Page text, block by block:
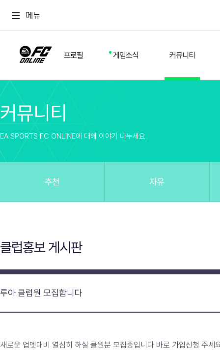
메뉴
프로필 게임소식 커뮤니티
스쿼드
커뮤니티
방명록
업데이트
유저 가이드
게임 플레이 버그 제보
커뮤니티
EA SPORTS FC ONLINE에 대해 이야기 나누세요.
추천 자유
클럽홍보 게시판
루아 클럽원 모집합니다
새로운 업뎃대비 열심히 하실 클원분 모집중입니다 바로 가입신청 주세